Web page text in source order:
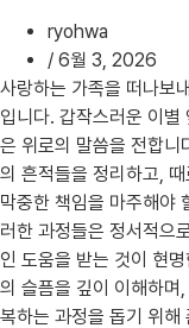
ryohwa
/ 6월 3, 2026
사랑하는 가족을 떠나보
입니다. 갑작스러운 이별
은 위로의 말씀을 전합니
의 흔적들을 정리하고,
막중한 책임을 마주해야
러한 과정들은 정서적으
인 도움을 받는 것이 현
의 슬픔을 깊이 이해하며
복하는 과정을 돕기 위해